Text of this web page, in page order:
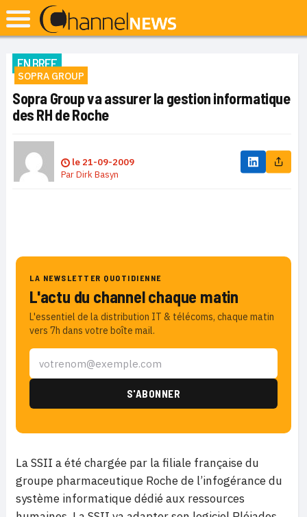
EN BREF
SOPRA GROUP
Sopra Group va assurer la gestion informatique
des RH de Roche
le 21-09-2009
ParDirk Basyn
LA NEWSLETTER QUOTIDIENNE
L'actu du channel chaque matin
L'essentiel de la distribution IT & télécoms, chaque matin
vers 7h dans votre boîte mail.
La SSII a été chargée par la filiale française du
groupe pharmaceutique Roche de l’infogérance du
système informatique dédié aux ressources